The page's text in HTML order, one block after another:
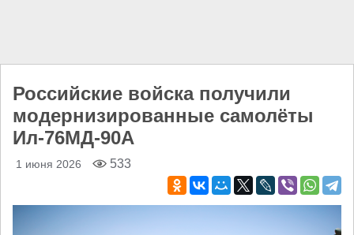
Российские войска получили
модернизированные самолёты
Ил-76МД-90А
1 июня 2026 533